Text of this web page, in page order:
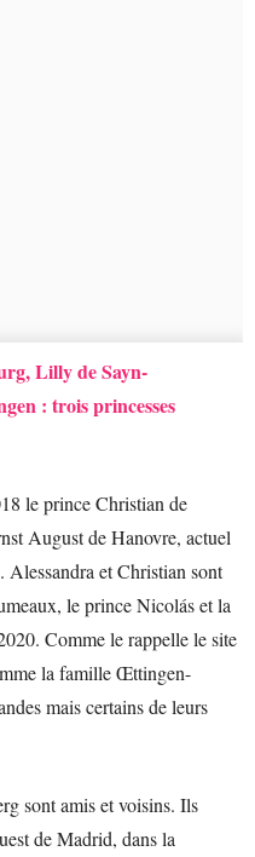
Lilly de Sayn-
: trois princesses
le prince Christian de
August de Hanovre, actuel
et Christian sont
le prince Nicolás et la
Comme le rappelle le site
la famille Œttingen-
mais certains de leurs
sont amis et voisins. Ils
de Madrid, dans la